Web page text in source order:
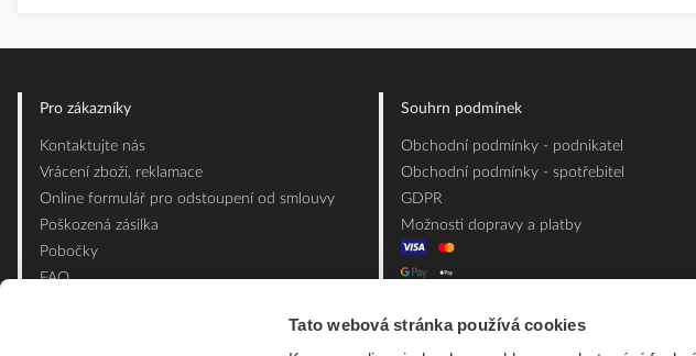
Tato webová stránka používá cookies
Pro zákazníky
Kontaktujte nás
Vrácení zboží, reklamace
Online formulář pro odstoupení od smlouvy
Poškozená zásilka
Pobočky
FAQ
Souhrn podmínek
Obchodní podmínky - podnikatel
Obchodní podmínky - spotřebitel
GDPR
Možnosti dopravy a platby